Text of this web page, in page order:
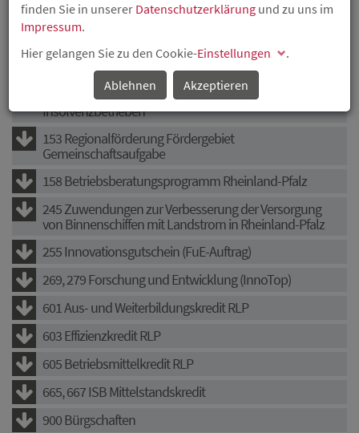
134 Beratungsprogramm für Existenzgründung
138 BITT-Technologieberatung
142 Förderung der Auszubildenden aus
Insolvenzbetrieben
153 Regionalförderung Fördergebiet
Gemeinschaftsaufgabe
158 Betriebsberatungsprogramm Rheinland-Pfalz
245 Zuwendungen zur Verbesserung der Versorgung
von Binnenschiffen mit Landstrom in Rheinland-Pfalz
255 Innovationsgutschein (FuE-Auftrag)
269, 279 Forschung und Entwicklung (InnoTop)
601 Aus- und Weiterbildungskredit RLP
603 Effizienzkredit RLP
605 Betriebsmittelkredit RLP
665, 667 ISB Mittelstandskredit
900 Bürgschaften
finden Sie in unserer Datenschutzerklärung und zu uns im
Impressum.
Hier gelangen Sie zu den Cookie-Einstellungen
.
Ablehnen
Akzeptieren